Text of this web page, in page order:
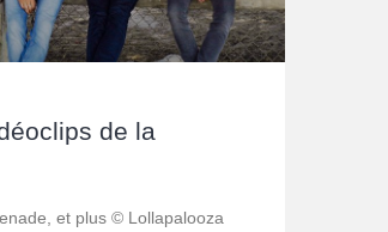
de la
et plus © Lollapalooza